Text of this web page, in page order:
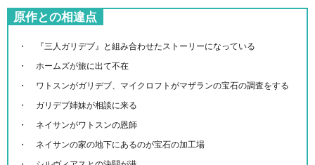
原作との相違点
『三人ガリデブ』と組み合わせたストーリーになっている
ホームズが旅に出て不在
ワトスンがガリデブ、マイクロフトがマザランの宝石の調査をする
ガリデブ姉妹が相談に来る
ネイサンがワトスンの恩師
ネイサンの家の地下にあるのが宝石の加工場